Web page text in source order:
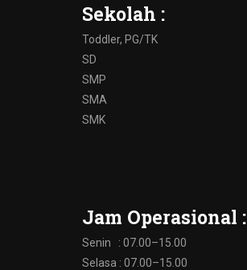
Sekolah :
Toddler, PG/TK
SD
SMP
SMA
SMK
Jam Operasional :
Senin : 07.00–15.00
Selasa : 07.00–15.00